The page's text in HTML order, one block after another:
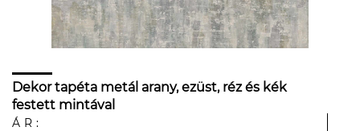
Dekor tapéta metál arany, ezüst, réz és kék
festett mintával
ÁR: